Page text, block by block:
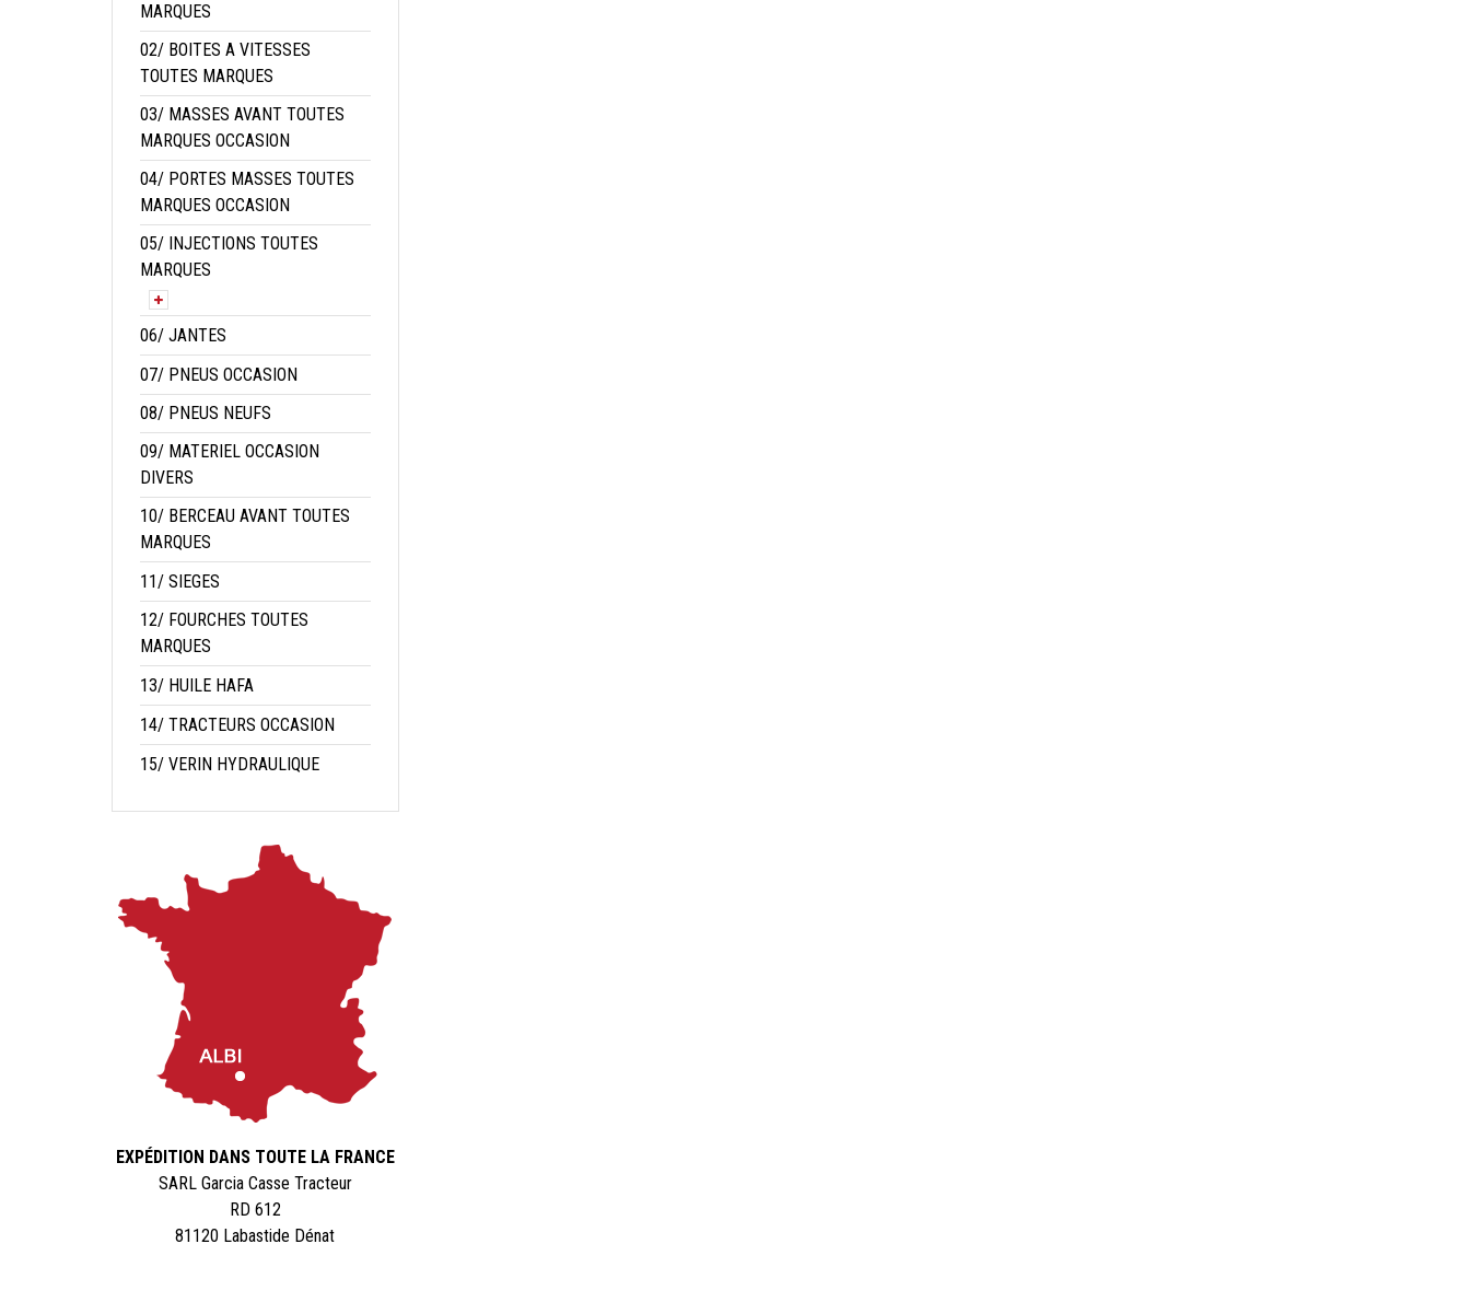
MARQUES
02/ BOITES A VITESSES
TOUTES MARQUES
03/ MASSES AVANT TOUTES
MARQUES OCCASION
04/ PORTES MASSES TOUTES
MARQUES OCCASION
05/ INJECTIONS TOUTES
MARQUES
06/ JANTES
07/ PNEUS OCCASION
08/ PNEUS NEUFS
09/ MATERIEL OCCASION
DIVERS
10/ BERCEAU AVANT TOUTES
MARQUES
11/ SIEGES
12/ FOURCHES TOUTES
MARQUES
13/ HUILE HAFA
14/ TRACTEURS OCCASION
15/ VERIN HYDRAULIQUE
EXPÉDITION DANS TOUTE LA FRANCE
SARL Garcia Casse Tracteur
RD 612
81120 Labastide Dénat